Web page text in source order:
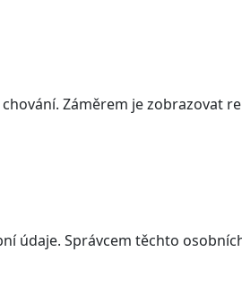
Záměrem je
údaje. Správcem těchto